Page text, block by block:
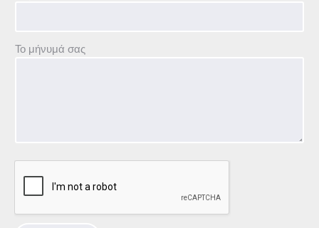
Το μήνυμά σας